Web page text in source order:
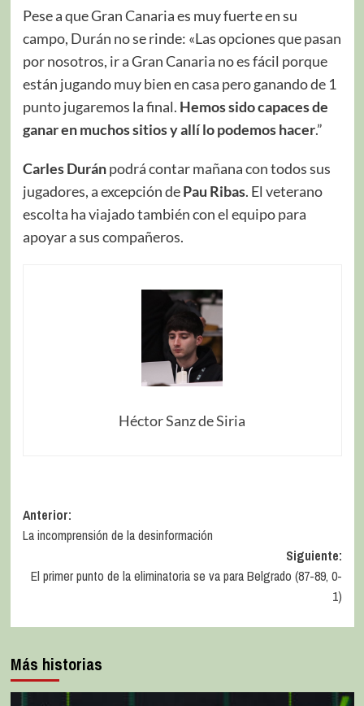
Pese a que Gran Canaria es muy fuerte en su
campo, Durán no se rinde: «Las opciones que pasan
por nosotros, ir a Gran Canaria no es fácil porque
están jugando muy bien en casa pero ganando de 1
punto jugaremos la final. Hemos sido capaces de
ganar en muchos sitios y allí lo podemos hacer.”
Carles Duránpodrá contar mañana con todos sus
jugadores, a excepción dePau Ribas. El veterano
escolta ha viajado también con el equipo para
apoyar a sus compañeros.
Héctor Sanz de Siria
Anterior:
La incomprensión de la desinformación
Siguiente:
El primer punto de la eliminatoria se va para Belgrado (87-89, 0-
1)
Más historias